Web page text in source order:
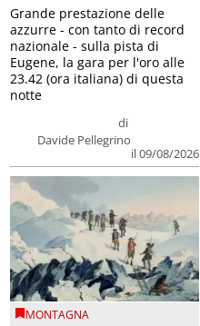
di
Davide Pellegrino
il 09/08/2026
Grande prestazione delle
azzurre - con tanto di record
nazionale - sulla pista di
Eugene, la gara per l'oro alle
23.42 (ora italiana) di questa
notte
MONTAGNA